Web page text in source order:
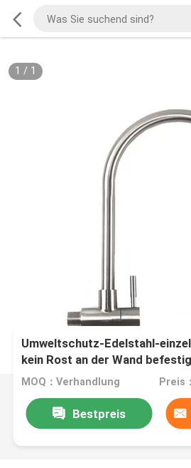
1 / 1
Umweltschutz-Edelstahl-
kein Rost an der Wand
MOQ：Verhandlung Preis
Bestpreis